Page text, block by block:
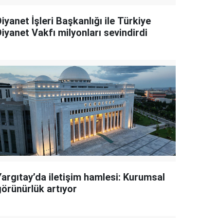
İşleri Başkanlığı ile Türkiye
Vakfı milyonları sevindirdi
iletişim hamlesi: Kurumsal
artıyor